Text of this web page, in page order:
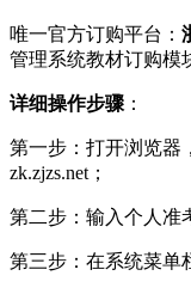
唯一官方订购平台：
管理系统教材订购模
详细操作步骤 ：
第一步：打开浏览器
zk.zjzs.net；
第二步：输入个人准
第三步：在系统菜单